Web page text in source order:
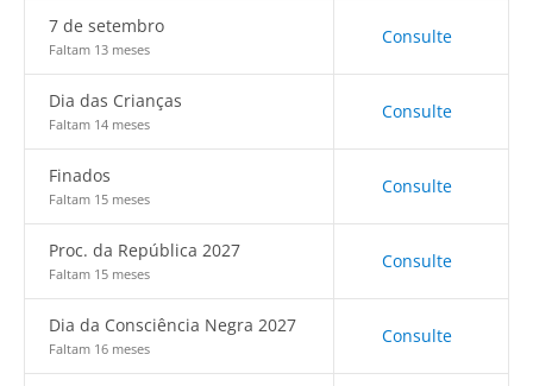
7 de setembro
Faltam 13 meses
Consulte
Dia das Crianças
Faltam 14 meses
Consulte
Finados
Faltam 15 meses
Consulte
Proc. da República 2027
Faltam 15 meses
Consulte
Dia da Consciência Negra 2027
Faltam 16 meses
Consulte